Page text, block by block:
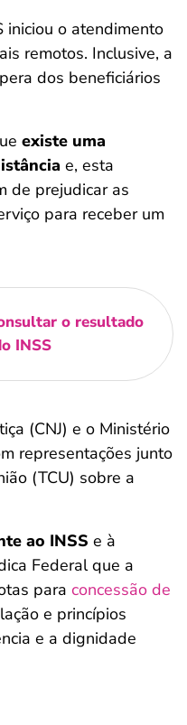
iniciou o atendimento
remotos. Inclusive, a
dos beneficiários
existe uma
e, esta
de prejudicar as
para receber um
o resultado
INSS
(CNJ) e o Ministério
representações junto
(TCU) sobre a
ao INSS e à
Federal que a
para concessão de
e princípios
e a dignidade